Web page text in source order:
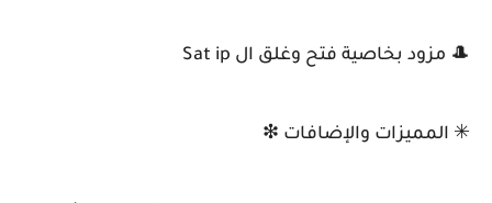
🎩 مزود بخاصية فتح وغلق ال Sat ip
✳ المميزات والإضافات ❇